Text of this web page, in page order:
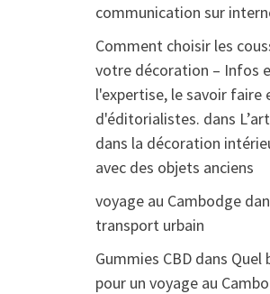
communication sur
Comment choisir les
votre décoration – Infos
l'expertise, le savoir faire
d'éditorialistes. dans
dans la décoration
avec des objets anciens
voyage au Cambodge
transport urbain
Gummies CBDdans Quel
pour un voyage au